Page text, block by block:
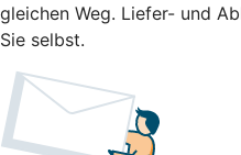
gleichen Weg. Liefer- und
Sie selbst.